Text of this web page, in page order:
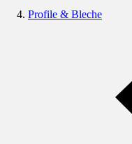
Profile & Bleche